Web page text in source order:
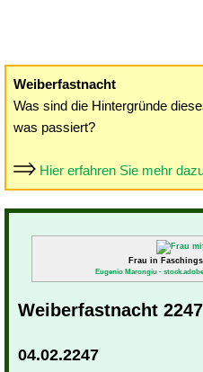
Weiberfastnacht
Was sind die Hintergründe
was passiert?
Hier erfahren Sie mehr
Frau in
Eugenio Marongiu -
Weiberfastnacht 2247
04.02.2247